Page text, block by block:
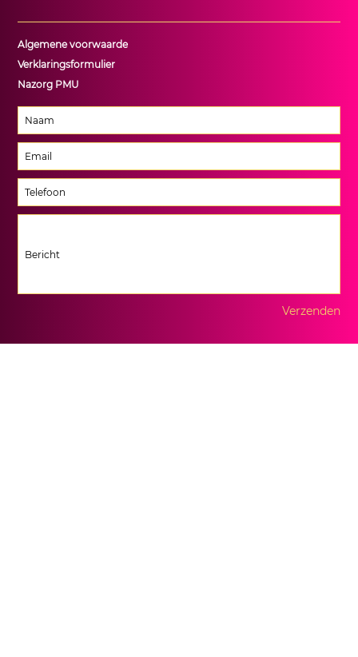
Algemene voorwaarde
Verklaringsformulier
Nazorg PMU
Verzenden